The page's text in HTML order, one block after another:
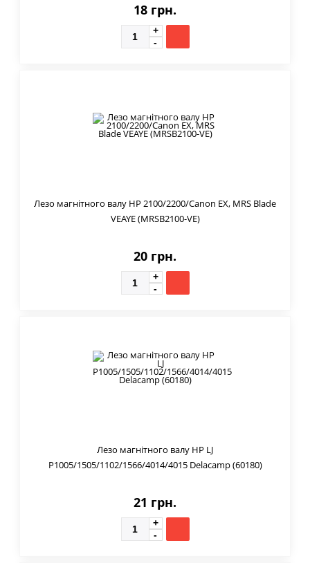
18 грн.
Лезо магнітного валу HP 2100/2200/Canon EX, MRS Blade
VEAYE (MRSB2100-VE)
20 грн.
Лезо магнітного валу HP LJ
P1005/1505/1102/1566/4014/4015 Delacamp (60180)
21 грн.